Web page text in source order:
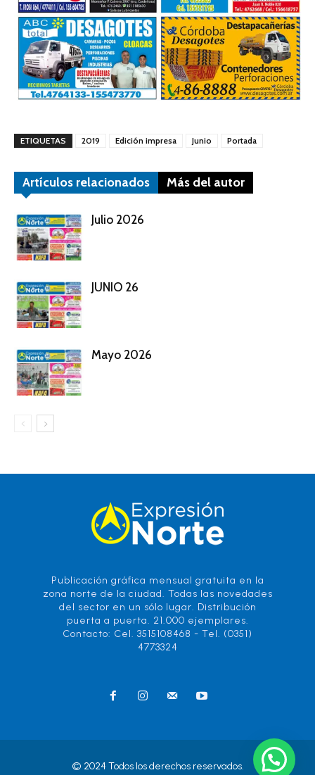
ETIQUETAS 2019 Edición impresa Junio Portada
Artículos relacionados Más del autor
Julio 2026
JUNIO 26
Mayo 2026
Publicación gráfica mensual gratuita en la
zona norte de la ciudad. Todas las novedades
del sector en un sólo lugar. Distribución
puerta a puerta. 21.000 ejemplares.
Contacto: Cel. 3515108468 - Tel. (0351)
4773324
© 2024 Todos los derechos reservados.